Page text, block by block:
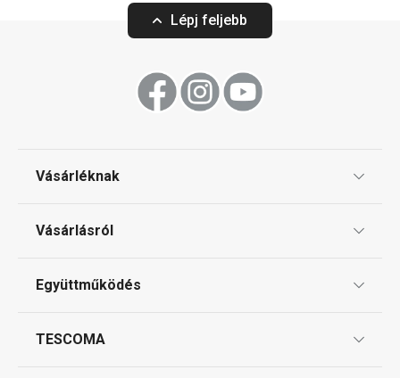
Lépj feljebb
Vásárléknak
Gyakori kérdések
Vásárlásról
Reklamáció és termékvisszaküldés
Együttműködés
TESCOMA